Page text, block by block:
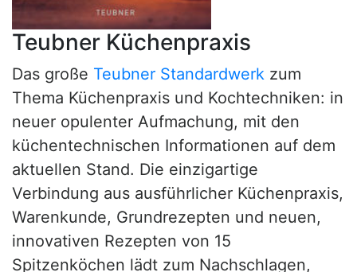
Teubner Küchenpraxis
Das große Teubner Standardwerk zum
Thema Küchenpraxis und Kochtechniken: in
neuer opulenter Aufmachung, mit den
küchentechnischen Informationen auf dem
aktuellen Stand. Die einzigartige
Verbindung aus ausführlicher Küchenpraxis,
Warenkunde, Grundrezepten und neuen,
innovativen Rezepten von 15
Spitzenköchen lädt zum Nachschlagen,